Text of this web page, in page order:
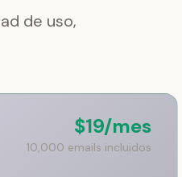
de uso,
$19/mes
10,000 emails incluidos